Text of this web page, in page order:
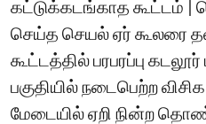
கட்டுக்கடங்காத கூட்டம் |
செய்த செயல் ஏர் கூலரை
கூட்டத்தில் பரபரப்பு
பகுதியில் நடைபெற்ற
மேடையில் ஏறி நின்ற